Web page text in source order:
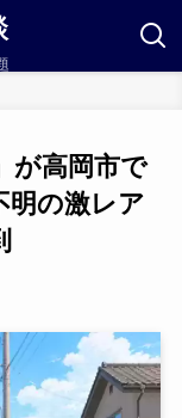
が高岡市で
明の激レア